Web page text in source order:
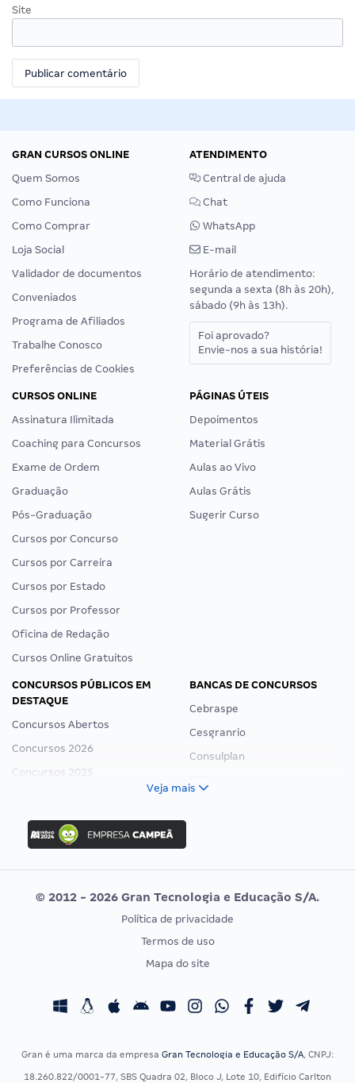
Site
GRAN CURSOS ONLINE
Quem Somos
Como Funciona
Como Comprar
Loja Social
Validador de documentos
Conveniados
Programa de Afiliados
Trabalhe Conosco
Preferências de Cookies
ATENDIMENTO
Central de ajuda
Chat
WhatsApp
E-mail
Horário de atendimento:
segunda a sexta (8h às 20h),
sábado (9h às 13h).
Foi aprovado?
Envie-nos a sua história!
CURSOS ONLINE
Assinatura Ilimitada
Coaching para Concursos
Exame de Ordem
Graduação
Pós-Graduação
Cursos por Concurso
Cursos por Carreira
Cursos por Estado
Cursos por Professor
Oficina de Redação
Cursos Online Gratuitos
PÁGINAS ÚTEIS
Depoimentos
Material Grátis
Aulas ao Vivo
Aulas Grátis
Sugerir Curso
CONCURSOS PÚBLICOS EM
DESTAQUE
Concursos Abertos
Concursos 2026
Concursos 2025
Concurso Ibama
Concurso MPU
Editais publicados
BANCAS DE CONCURSOS
Cebraspe
Cesgranrio
Consulplan
Vunesp
CONCURSOS POR PROFISSÃO
Concursos Fiscais
EXAME DE ORDEM
Calendário OAB
Veja mais
© 2012 - 2026 Gran Tecnologia e Educação S/A.
Política de privacidade
Termos de uso
Mapa do site
Gran é uma marca da empresa Gran Tecnologia e Educação S/A, CNPJ:
18.260.822/0001-77, SBS Quadra 02, Bloco J, Lote 10, Edifício Carlton